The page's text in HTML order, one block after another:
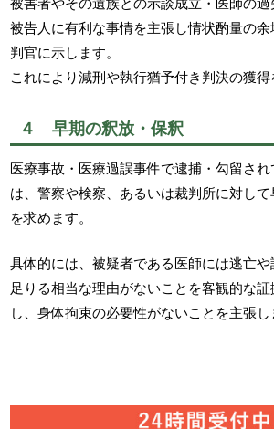
被告人に有利な事情を主張し情状酌量の
判官に示します。
これにより減刑や執行猶予付き判決の獲得
４ 早期の釈放・保釈
医療事故・医療過誤事件で逮捕・勾留さ
は、警察や検察、あるいは裁判所に対し
を求めます。
具体的には、被疑者である医師には逃亡
足りる相当な理由がないことを客観的な
し、身体拘束の必要性がないことを主張し